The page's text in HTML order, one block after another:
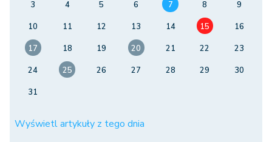
3
4 5 6 7 8
9
10
11 12 13 14 15
16
17
18 19 20 21 22
23
24
25 26 27 28 29
30
31
Wyświetl artykuły z tego dnia